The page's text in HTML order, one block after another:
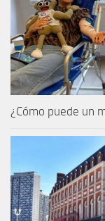
¿Cómo puede un